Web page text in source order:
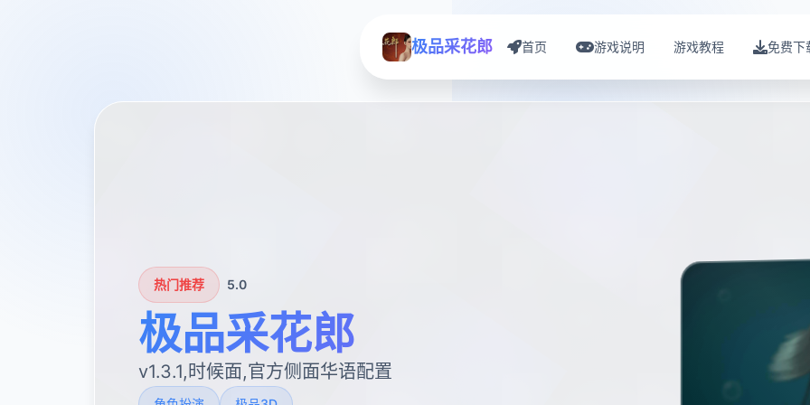
极品采花郎 首页 游戏说明 游戏教程 免费下
热门推荐 5.0
极品采花郎
v1.3.1,时候面,官方侧面华语配置